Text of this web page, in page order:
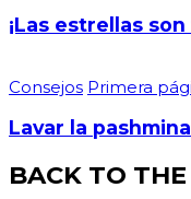
¡Las estrellas
Consejos Primera
Lavar la
BACK TO